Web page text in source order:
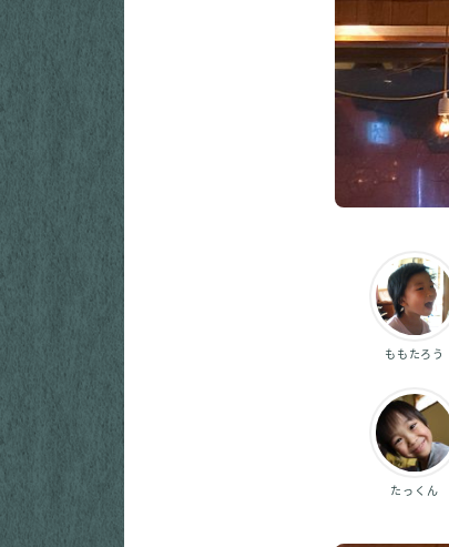
ももたろう
たっくん